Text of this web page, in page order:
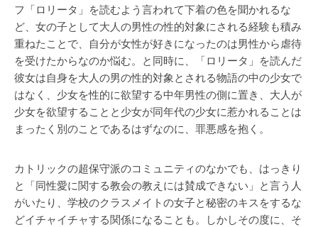
フ「ロリータ」を読むよう言われて下着の色を聞かれるな
ど、女の子として大人の男性の性的対象にされる経験も積み
重ねたことで、自分が女性が好きになったのは男性から虐待
を受けたからなのか悩む。と同時に、「ロリータ」を読んだ
彼女は自身を大人の男の性的対象とされる物語の中の少女で
はなく、少女を性的に欲望する中年男性の側に置き、大人が
少女を欲望することと少女が同年代の少女に惹かれることは
まったく別のことであるはずなのに、罪悪感を抱く。
カトリックの超保守派のコミュニティのなかでも、はっきり
と「同性愛に関する教会の教えには賛成できない」と言う人
がいたり、学校のクラスメイトの女子と秘密のキスをするな
どイチャイチャする関係になることも。しかしその度に、そ